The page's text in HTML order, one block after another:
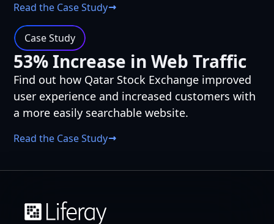
Read the Case Study
Case Study
53% Increase in Web Traffic
Find out how Qatar Stock Exchange improved
user experience and increased customers with
a more easily searchable website.
Read the Case Study